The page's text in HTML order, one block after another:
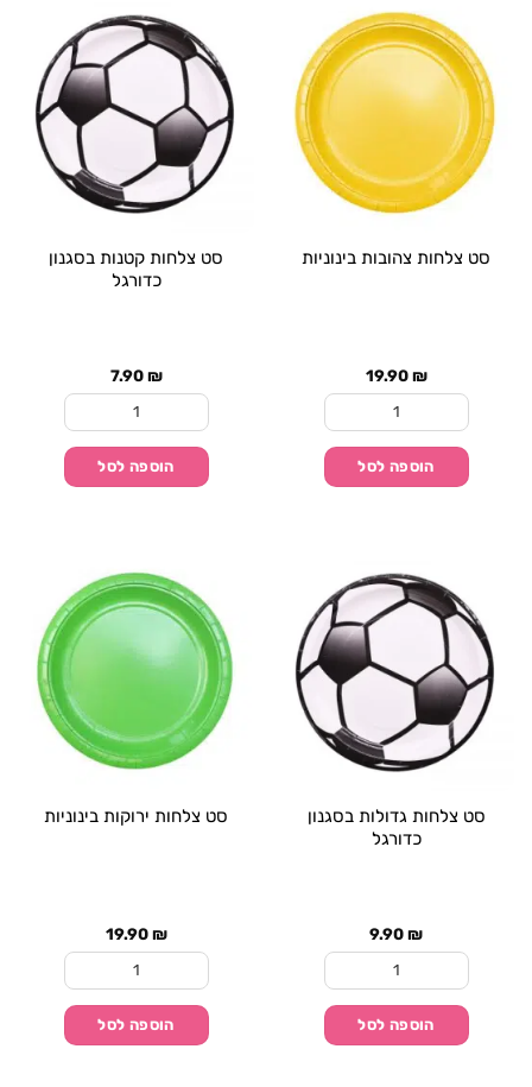
סט צלחות צהובות בינוניות
19.90₪
כמות של סט צלחות צהובות בינוניות
הוספה לסל
סט צלחות קטנות בסגנון
כדורגל
7.90₪
כמות של סט צלחות
הוספה לסל
סט צלחות גדולות בסגנון
כדורגל
9.90₪
כמות של סט צלחות גדולות בסגנון כדורגל
הוספה לסל
סט צלחות ירוקות בינוניות
19.90₪
כמות של סט צלחות
הוספה לסל